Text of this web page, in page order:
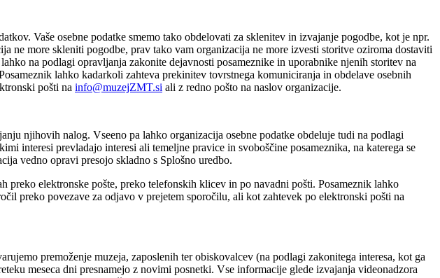
Vaše osebne podatke smemo tako obdelovati za sklenitev in izvajanje pogodbe, kot je npr.
ne more skleniti pogodbe, prav tako vam organizacija ne more izvesti storitve oziroma dostaviti
na podlagi opravljanja zakonite dejavnosti posameznike in uporabnike njenih storitev na
lahko kadarkoli zahteva prekinitev tovrstnega komuniciranja in obdelave osebnih
pošti na info@muzejZMT.si ali z redno pošto na naslov organizacije.
njihovih nalog. Vseeno pa lahko organizacija osebne podatke obdeluje tudi na podlagi
interesi prevladajo interesi ali temeljne pravice in svoboščine posameznika, na katerega se
vedno opravi presojo skladno s Splošno uredbo.
elektronske pošte, preko telefonskih klicev in po navadni pošti. Posameznik lahko
preko povezave za odjavo v prejetem sporočilu, ali kot zahtevek po elektronski pošti na
premoženje muzeja, zaposlenih ter obiskovalcev (na podlagi zakonitega interesa, kot ga
meseca dni presnamejo z novimi posnetki. Vse informacije glede izvajanja videonadzora